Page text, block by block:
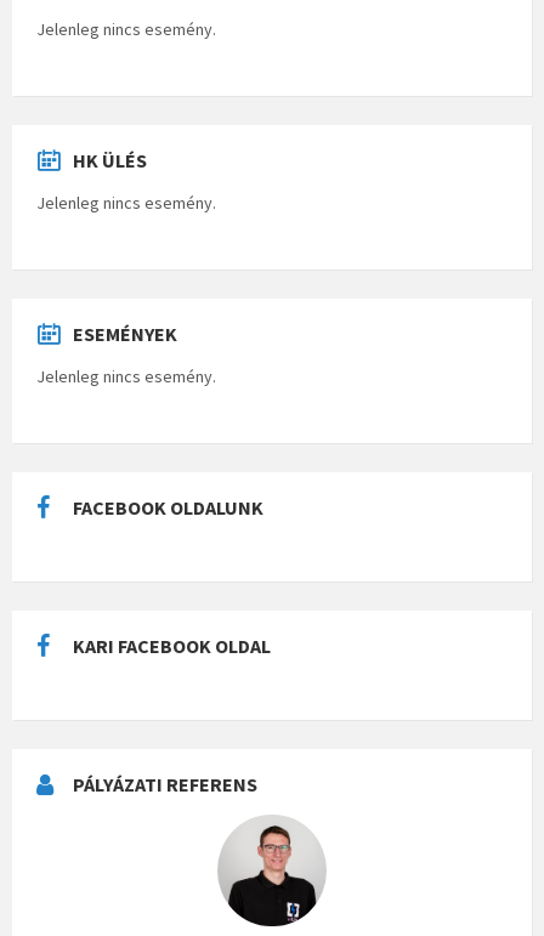
Jelenleg nincs esemény.
HK ÜLÉS
Jelenleg nincs esemény.
ESEMÉNYEK
Jelenleg nincs esemény.
FACEBOOK OLDALUNK
KARI FACEBOOK OLDAL
PÁLYÁZATI REFERENS